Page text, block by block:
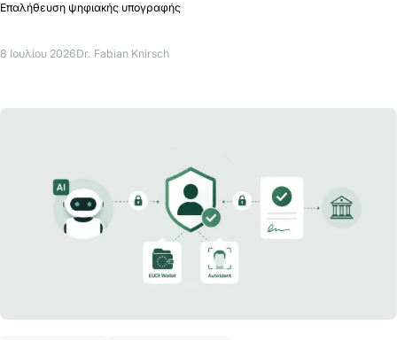
Επαλήθευση ψηφιακής υπογραφής
8 Ιουλίου 2026Dr. Fabian Knirsch